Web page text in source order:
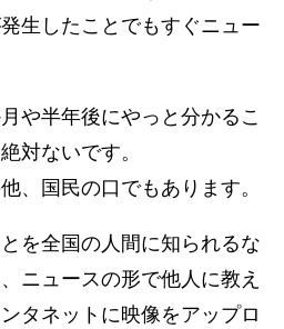
生したことでもすぐニュー
や半年後にやっと分かるこ
対ないです。
、国民の口でもあります。
を全国の人間に知られるな
ニュースの形で他人に教え
タネットに映像をアップロ